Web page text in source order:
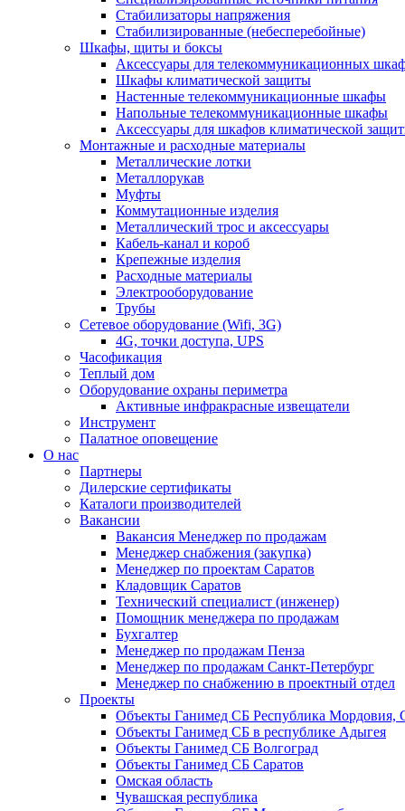
Стабилизаторы напряжения
Стабилизированные (небесперебойные)
Шкафы, щиты и боксы
Аксессуары для телекоммуникационных
Шкафы климатической защиты
Настенные телекоммуникационные шкафы
Напольные телекоммуникационные шкафы
Аксессуары для шкафов климатической
Монтажные и расходные материалы
Металлические лотки
Металлорукав
Муфты
Коммутационные изделия
Металлический трос и аксессуары
Кабель-канал и короб
Крепежные изделия
Расходные материалы
Электрооборудование
Трубы
Сетевое оборудование (Wifi, 3G)
4G, точки доступа, UPS
Часофикация
Теплый дом
Оборудование охраны периметра
Активные инфракрасные извещатели
Инструмент
Палатное оповещение
О нас
Партнеры
Дилерские сертификаты
Каталоги производителей
Вакансии
Вакансия Менеджер по продажам
Менеджер снабжения (закупка)
Менеджер по проектам Саратов
Кладовщик Саратов
Технический специалист (инженер)
Помощник менеджера по продажам
Бухгалтер
Менеджер по продажам Пенза
Менеджер по продажам Санкт-Петербург
Менеджер по снабжению в проектный отдел
Проекты
Объекты Ганимед СБ Республика Мордовия,
Объекты Ганимед СБ в республике Адыгея
Объекты Ганимед СБ Волгоград
Объекты Ганимед СБ Саратов
Омская область
Чувашская республика